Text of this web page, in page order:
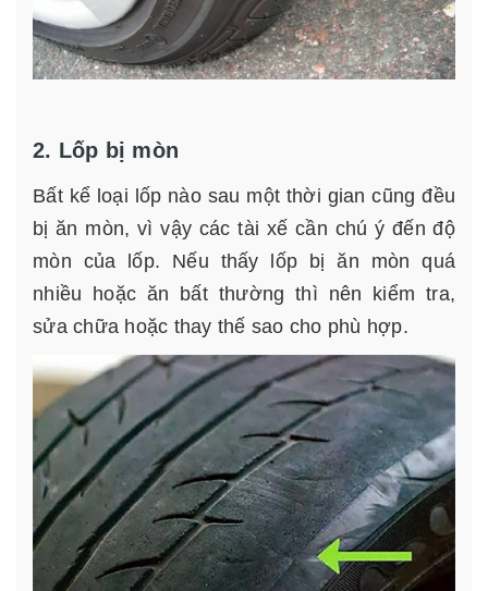
2. Lốp bị mòn
Bất kể loại lốp nào sau một thời gian cũng đều
bị ăn mòn, vì vậy các tài xế cần chú ý đến độ
mòn của lốp. Nếu thấy lốp bị ăn mòn quá
nhiều hoặc ăn bất thường thì nên kiểm tra,
sửa chữa hoặc thay thế sao cho phù hợp.